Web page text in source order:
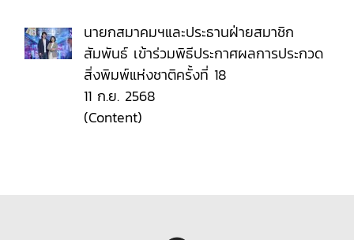
นายกสมาคมฯและประธานฝ่ายสมาชิก
สัมพันธ์ เข้าร่วมพิธีประกาศผลการประกวด
สิ่งพิมพ์แห่งชาติครั้งที่ 18
11 ก.ย. 2568
(Content)